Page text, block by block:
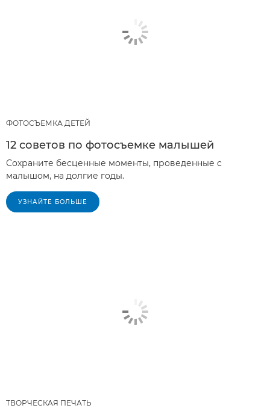
ФОТОСЪЕМКА ДЕТЕЙ
12 советов по фотосъемке малышей
Сохраните бесценные моменты, проведенные с
малышом, на долгие годы.
УЗНАЙТЕ БОЛЬШЕ
ТВОРЧЕСКАЯ ПЕЧАТЬ